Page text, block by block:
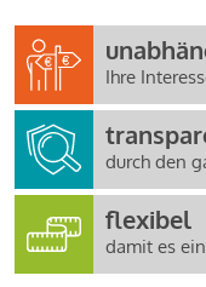
Ihre
durch den
flexibel
damit es